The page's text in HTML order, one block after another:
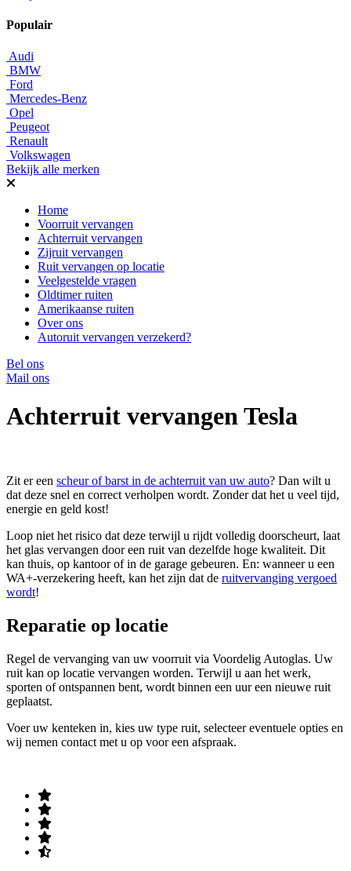
Populair
Audi
BMW
Ford
Mercedes-Benz
Opel
Peugeot
Renault
Volkswagen
Bekijk alle merken
Home
Voorruit vervangen
Achterruit vervangen
Zijruit vervangen
Ruit vervangen op locatie
Veelgestelde vragen
Oldtimer ruiten
Amerikaanse ruiten
Over ons
Autoruit vervangen verzekerd?
Bel ons
Mail ons
Achterruit vervangen Tesla
Zit er een scheur of barst in de achterruit van uw auto? Dan wilt u
dat deze snel en correct verholpen wordt. Zonder dat het u veel tijd,
energie en geld kost!
Loop niet het risico dat deze terwijl u rijdt volledig doorscheurt, laat
het glas vervangen door een ruit van dezelfde hoge kwaliteit. Dit
kan thuis, op kantoor of in de garage gebeuren. En: wanneer u een
WA+-verzekering heeft, kan het zijn dat de ruitvervanging vergoed
wordt!
Reparatie op locatie
Regel de vervanging van uw voorruit via Voordelig Autoglas. Uw
ruit kan op locatie vervangen worden. Terwijl u aan het werk,
sporten of ontspannen bent, wordt binnen een uur een nieuwe ruit
geplaatst.
Voer uw kenteken in, kies uw type ruit, selecteer eventuele opties en
wij nemen contact met u op voor een afspraak.